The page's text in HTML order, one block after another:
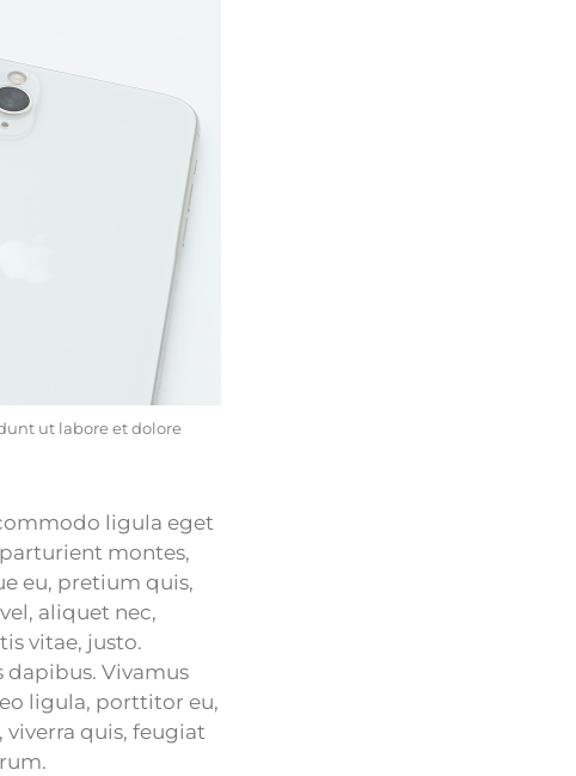
ut labore et dolore
ligula eget
montes,
eu, pretium quis,
aliquet nec,
vitae, justo.
Vivamus
ligula, porttitor eu,
quis, feugiat